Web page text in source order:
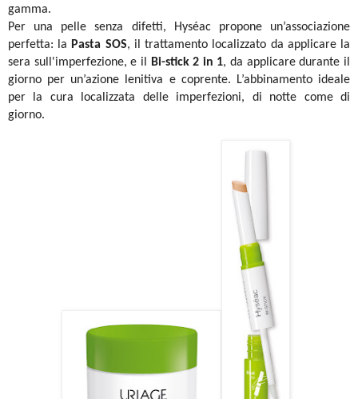
gamma.
Per una pelle senza difetti, Hyséac propone un’associazione
perfetta: la Pasta SOS, il trattamento localizzato da applicare la
sera sull'imperfezione, e il
Bi-stick 2 in 1, da applicare durante il
giorno per un’azione lenitiva e coprente. L’abbinamento ideale
per la cura localizzata delle imperfezioni, di notte come di
giorno.